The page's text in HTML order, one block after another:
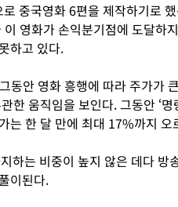
중국영화 6편을 제작하기로
영화가 손익분기점에 도달하
하고 있다.
동안 영화 흥행에 따라 주가가
움직임을 보인다. 그동안 ‘명
는 한 달 만에 최대 17%까지 오
하는 비중이 높지 않은 데다 방
이된다.